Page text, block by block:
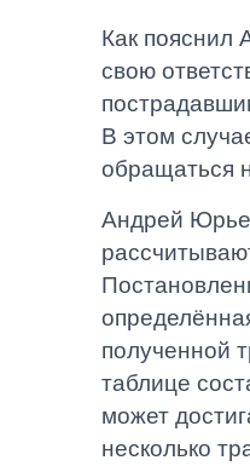
Как пояснил
свою
В этом
обращаться
Андрей
полученной
таблице
может
несколько